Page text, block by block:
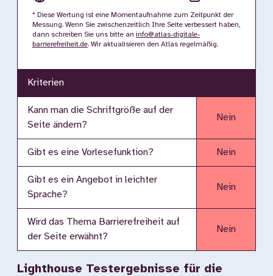
* Diese Wertung ist eine Momentaufnahme zum Zeitpunkt der
Messung. Wenn Sie zwischenzeitlich Ihre Seite verbessert haben,
dann schreiben Sie uns bitte an info@atlas-digitale-
barrierefreiheit.de. Wir aktualisieren den Atlas regelmäßig.
Kriterien
Kann man die Schriftgröße auf der
Seite ändern?
Nein
Gibt es eine Vorlesefunktion? Nein
Gibt es ein Angebot in leichter
Sprache?
Nein
Wird das Thema Barrierefreiheit auf
der Seite erwähnt?
Nein
Lighthouse Testergebnisse für die